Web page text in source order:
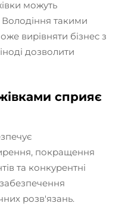
можуть
такими
вирівняти бізнес з
дозволити
сприяє
покращення
та конкурентні
розв'язань.